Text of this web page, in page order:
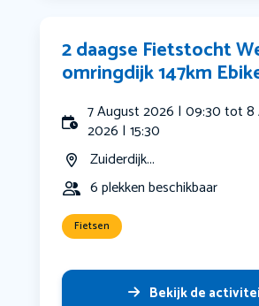
2 daagse Fietstocht
omringdijk 147km
7 August 2026 | 09:30 tot 8
2026 | 15:30
Zuiderdijk...
6 plekken beschikbaar
Fietsen
Bekijk de